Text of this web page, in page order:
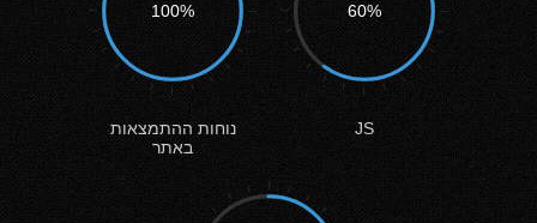
60%
JS
100%
נוחות ההתמצאות
באתר